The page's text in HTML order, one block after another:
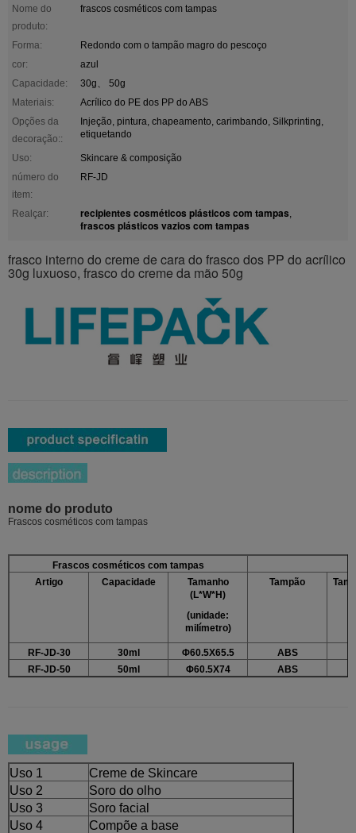
Nome do
produto:
frascos cosméticos com tampas
Forma:
Redondo com o tampão magro do pescoço
cor:
azul
Capacidade:
30g、 50g
Materiais:
Acrílico do PE dos PP do ABS
Opções da
decoração::
Injeção, pintura, chapeamento, carimbando, Silkprinting,
etiquetando
Uso:
Skincare & composição
número do
item:
RF-JD
Realçar: recipientes cosméticos plásticos com tampas,
frascos plásticos vazios com tampas
frasco interno do creme de cara do frasco dos PP do acrílico
30g luxuoso, frasco do creme da mão 50g
nome do produto
Frascos cosméticos com tampas
Frascos cosméticos com tampas
Artigo
Capacidade
Tamanho
(L*W*H)
(unidade:
milímetro)
Tampão
RF-JD-30 30ml Φ60.5X65.5
ABS
RF-JD-50
50ml Φ60.5X74 ABS
Uso 1
Creme de Skincare
Uso 2
Soro do olho
Uso 3
Soro facial
Uso 4
Compõe a base